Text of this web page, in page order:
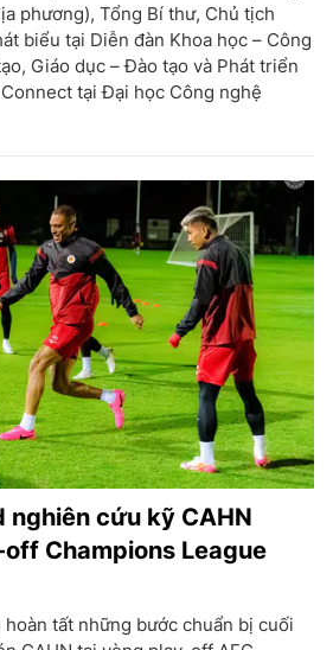
phương), Tổng Bí thư, Chủ tịch
biểu tại Diễn đàn Khoa học – Công
Giáo dục – Đào tạo và Phát triển
tại Đại học Công nghệ
nghiên cứu kỹ CAHN
Champions League
tất những bước chuẩn bị cuối